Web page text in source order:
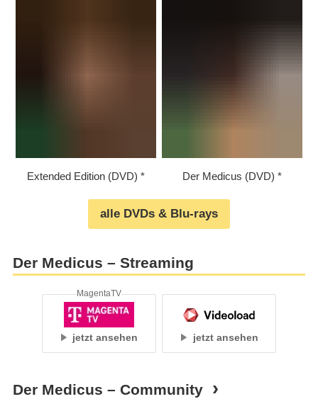
Extended Edition (DVD) Der Medicus (DVD)
alle DVDs & Blu-rays
Der Medicus – Streaming
jetzt ansehen
MagentaTV
jetzt ansehen
Der Medicus – Community